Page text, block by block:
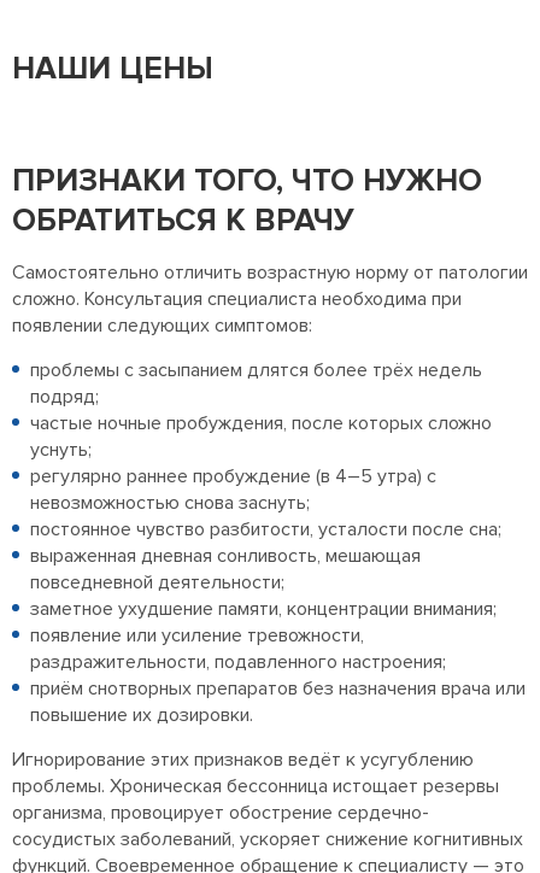
НАШИ ЦЕНЫ
ПРИЗНАКИ ТОГО, ЧТО НУЖНО
ОБРАТИТЬСЯ К ВРАЧУ
Самостоятельно отличить возрастную норму от патологии
сложно. Консультация специалиста необходима при
появлении следующих симптомов:
проблемы с засыпанием длятся более трёх недель
подряд;
частые ночные пробуждения, после которых сложно
уснуть;
регулярно раннее пробуждение (в 4–5 утра) с
невозможностью снова заснуть;
постоянное чувство разбитости, усталости после сна;
выраженная дневная сонливость, мешающая
повседневной деятельности;
заметное ухудшение памяти, концентрации внимания;
появление или усиление тревожности,
раздражительности, подавленного настроения;
приём снотворных препаратов без назначения врача или
повышение их дозировки.
Игнорирование этих признаков ведёт к усугублению
проблемы. Хроническая бессонница истощает резервы
организма, провоцирует обострение сердечно-
сосудистых заболеваний, ускоряет снижение когнитивных
функций. Своевременное обращение к специалисту — это